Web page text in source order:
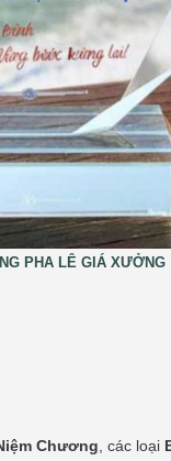
PHA LÊ GIÁ XƯỞNG
Chương , các loại